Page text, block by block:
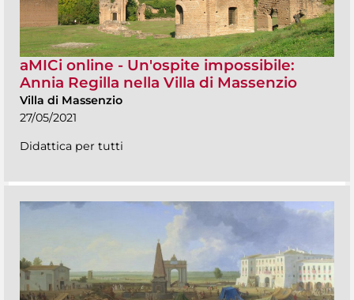
aMICi online - Un'ospite impossibile:
Annia Regilla nella Villa di Massenzio
Villa di Massenzio
27/05/2021
Didattica per tutti